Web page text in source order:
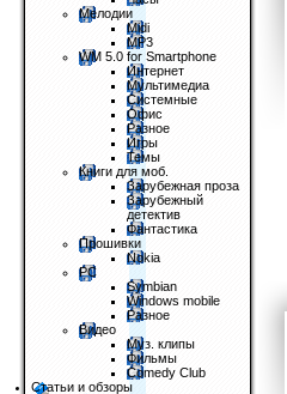
Мелодии
Midi
MP3
WM 5.0 for Smartphone
Интернет
Мультимедиа
Системные
Офис
Разное
Игры
Темы
Книги для моб.
Зарубежная проза
Зарубежный
детектив
Фантастика
Прошивки
Nokia
PC
Symbian
Windows mobile
Разное
Видео
Муз. клипы
Фильмы
Comedy Club
Статьи и обзоры